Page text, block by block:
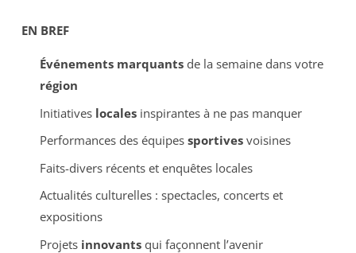
EN BREF
Événements marquantsde la semaine dans votre
région
Initiatives localesinspirantes à ne pas manquer
Performances des équipes sportivesvoisines
Faits-divers récents et enquêtes locales
Actualités culturelles : spectacles, concerts et
expositions
Projets innovantsqui façonnent l’avenir